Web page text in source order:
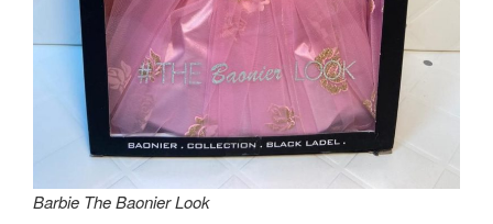
Barbie The Baonier Look